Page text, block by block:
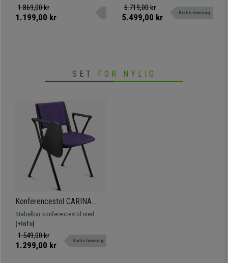
kombinerer komfort og materialer
af høj kvalitet.
1.869,00 kr
1.199,00 kr
Net
eksklusiv, den maksimale
repræsentant inden for design og
6.719,00 kr
5.499,00 kr Gratis levering
SET FOR NYLIG
Konferencestol CARINA
MED BORD, Stabelbar,
Tilslutningskroge, Sorte Ben
og Lilla Læder
Stabelbar konferencestol med
bord og tilslutningssystem.
Attraktivt, moderne design, fås
med betræk, bord og armlæn.
[+Info]
1.549,00 kr
1.299,00 kr Gratis levering